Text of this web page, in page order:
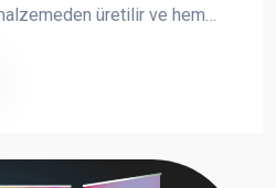
üretilir ve hem
görünmesini sağlayarak
profesyonel durmasını
sunum yapmak için en çok